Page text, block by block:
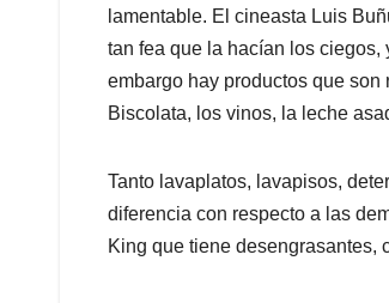
p
p
o
k
I
n
s
lamentable. El cineasta Luis
tan fea que la hacían los
embargo hay productos que
Biscolata, los vinos, la leche
Tanto lavaplatos, lavapisos,
diferencia con respecto a las
King que tiene desengrasantes,